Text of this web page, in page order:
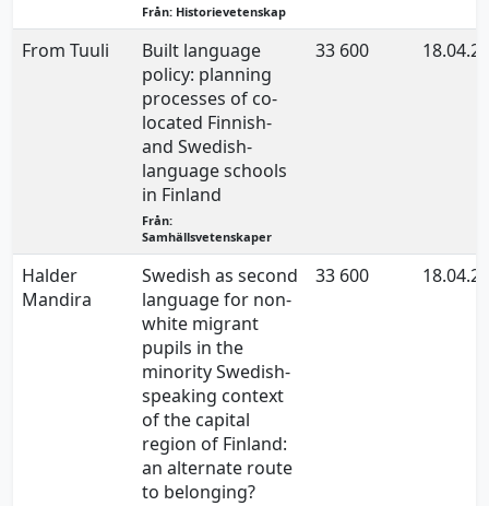
Från: Historievetenskap
From Tuuli
Built language
policy: planning
processes of co-
located Finnish-
and Swedish-
language schools
in Finland
Från:
Samhällsvetenskaper
33 600
Halder
Mandira
Swedish as second
language for non-
white migrant
pupils in the
minority Swedish-
speaking context
of the capital
region of Finland:
an alternate route
to belonging?
33 600